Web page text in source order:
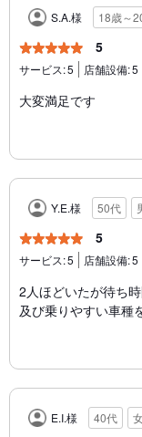
S.A.様 18歳～
5
サービス:5 店舗設備:5
大変満足です
Y.E.様 50代
5
サービス:5 店舗設備:5
2人ほどいたが待ち
及び乗りやすい車種
E.I.様 40代